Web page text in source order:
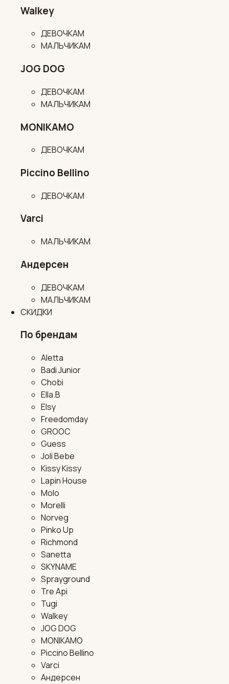
Walkey
ДЕВОЧКАМ
МАЛЬЧИКАМ
JOG DOG
ДЕВОЧКАМ
МАЛЬЧИКАМ
MONIKAMO
ДЕВОЧКАМ
Piccino Bellino
ДЕВОЧКАМ
Varci
МАЛЬЧИКАМ
Андерсен
ДЕВОЧКАМ
МАЛЬЧИКАМ
СКИДКИ
По брендам
Aletta
Badi Junior
Chobi
Ella.B
Elsy
Freedomday
GROOC
Guess
Joli Bebe
Kissy Kissy
Lapin House
Molo
Morelli
Norveg
Pinko Up
Richmond
Sanetta
SKYNAME
Sprayground
Tre Api
Tugi
Walkey
JOG DOG
MONIKAMO
Piccino Bellino
Varci
Андерсен